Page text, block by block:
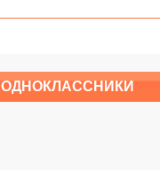
ОДНОКЛАССНИКИ